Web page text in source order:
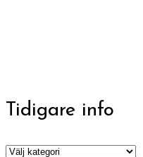
Tidigare info
Tidigare